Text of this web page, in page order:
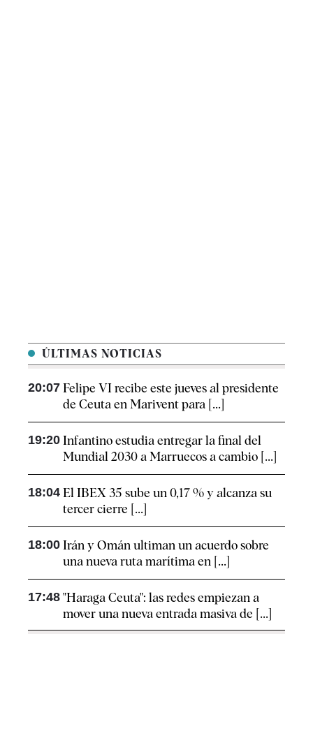
ÚLTIMAS NOTICIAS
20:07 Felipe VI recibe este jueves al presidente
de Ceuta en Marivent para [...]
19:20 Infantino estudia entregar la final del
Mundial 2030 a Marruecos a cambio [...]
18:04 El IBEX 35 sube un 0,17 % y alcanza su
tercer cierre [...]
18:00 Irán y Omán ultiman un acuerdo sobre
una nueva ruta marítima en [...]
17:48 "Haraga Ceuta": las redes empiezan a
mover una nueva entrada masiva de [...]